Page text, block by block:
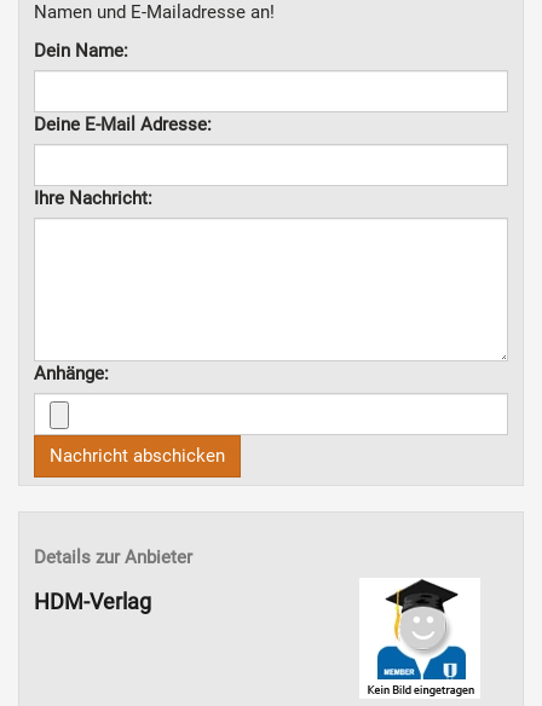
Namen und E-Mailadresse an!
Dein Name:
Deine E-Mail Adresse:
Ihre Nachricht:
Anhänge:
Nachricht abschicken
Details zur Anbieter
HDM-Verlag